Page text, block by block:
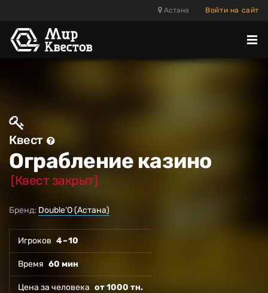
Астана Войти на сайт
Квест
Ограбление казино
[Квест закрыт]
Бренд: Double'O (Астана)
Игроков 4 – 10
Время 60 мин
Цена за человека от 1000 тн.